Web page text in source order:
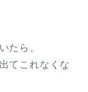
たら、
てこれなくな